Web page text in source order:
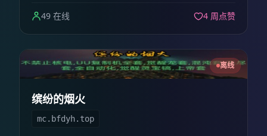
49 在线 4 周点赞
离线
缤纷的烟火
mc.bfdyh.top